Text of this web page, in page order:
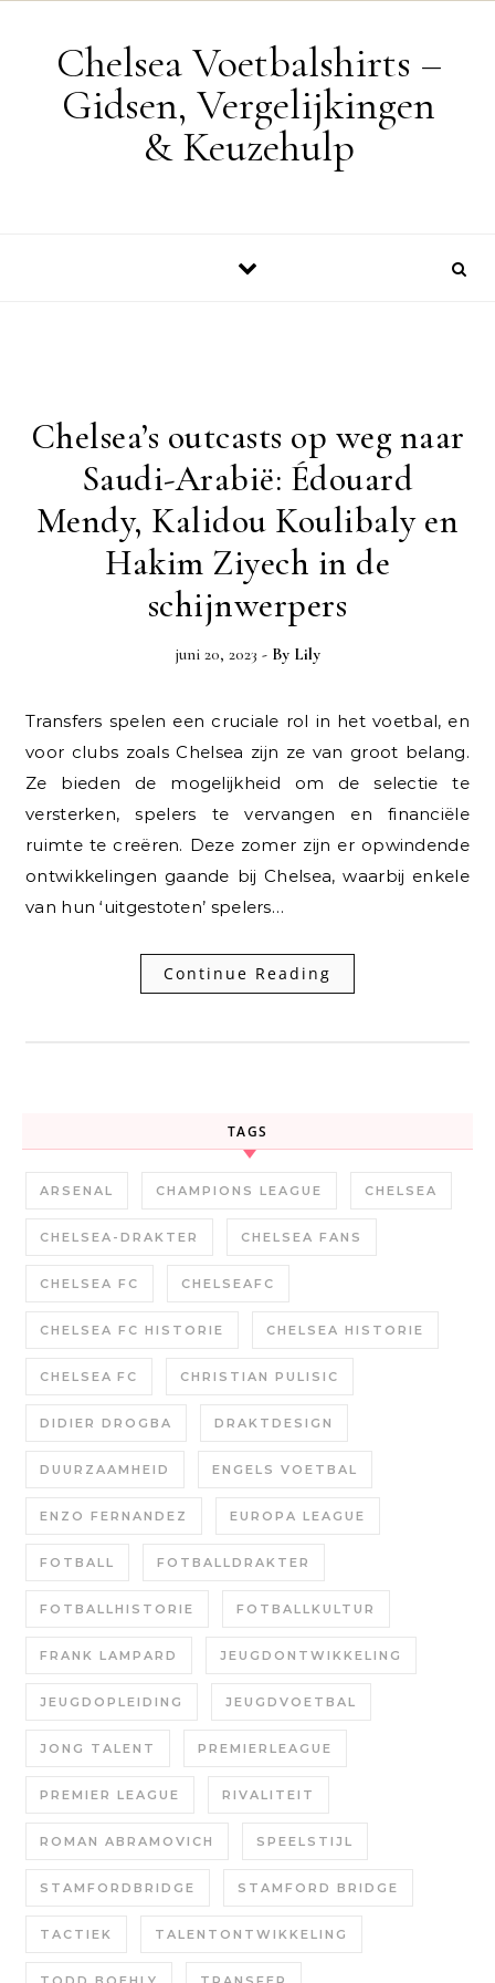
Chelsea Voetbalshirts –
Gidsen, Vergelijkingen
& Keuzehulp
Chelsea’s outcasts op weg naar
Saudi-Arabië: Édouard
Mendy, Kalidou Koulibaly en
Hakim Ziyech in de
schijnwerpers
juni 20, 2023 - By Lily
Transfers spelen een cruciale rol in het voetbal, en
voor clubs zoals Chelsea zijn ze van groot belang.
Ze bieden de mogelijkheid om de selectie te
versterken, spelers te vervangen en financiële
ruimte te creëren. Deze zomer zijn er opwindende
ontwikkelingen gaande bij Chelsea, waarbij enkele
van hun ‘uitgestoten’ spelers…
Continue Reading
TAGS
ARSENAL CHAMPIONS LEAGUE CHELSEA
CHELSEA-DRAKTER CHELSEA FANS
CHELSEA FC CHELSEAFC
CHELSEA FC HISTORIE CHELSEA HISTORIE
CHELSEA FC CHRISTIAN PULISIC
DIDIER DROGBA DRAKTDESIGN
DUURZAAMHEID ENGELS VOETBAL
ENZO FERNANDEZ EUROPA LEAGUE
FOTBALL FOTBALLDRAKTER
FOTBALLHISTORIE FOTBALLKULTUR
FRANK LAMPARD JEUGDONTWIKKELING
JEUGDOPLEIDING JEUGDVOETBAL
JONG TALENT PREMIERLEAGUE
PREMIER LEAGUE RIVALITEIT
ROMAN ABRAMOVICH SPEELSTIJL
STAMFORDBRIDGE STAMFORD BRIDGE
TACTIEK TALENTONTWIKKELING